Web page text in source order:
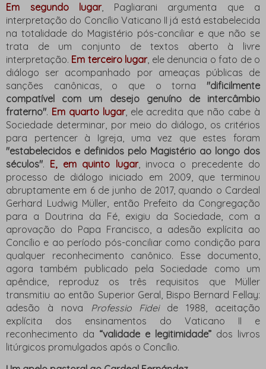
Em segundo lugar, Pagliarani argumenta que a
interpretação do Concílio Vaticano II já está estabelecida
na totalidade do Magistério pós-conciliar e que não se
trata de um conjunto de textos aberto à livre
interpretação. Em terceiro lugar, ele denuncia o fato de o
diálogo ser acompanhado por ameaças públicas de
sanções canônicas, o que o torna "dificilmente
compatível com um desejo genuíno de intercâmbio
fraterno". Em quarto lugar, ele acredita que não cabe à
Sociedade determinar, por meio do diálogo, os critérios
para pertencer à Igreja, uma vez que estes foram
"estabelecidos e definidos pelo Magistério ao longo dos
séculos". E, em quinto lugar, invoca o precedente do
processo de diálogo iniciado em 2009, que terminou
abruptamente em 6 de junho de 2017, quando o Cardeal
Gerhard Ludwig Müller, então Prefeito da Congregação
para a Doutrina da Fé, exigiu da Sociedade, com a
aprovação do Papa Francisco, a adesão explícita ao
Concílio e ao período pós-conciliar como condição para
qualquer reconhecimento canônico. Esse documento,
agora também publicado pela Sociedade como um
apêndice, reproduz os três requisitos que Müller
transmitiu ao então Superior Geral, Bispo Bernard Fellay:
adesão à nova
Professio Fideide 1988, aceitação
explícita dos ensinamentos do Vaticano II e
reconhecimento da “validade e legitimidade” dos livros
litúrgicos promulgados após o Concílio.